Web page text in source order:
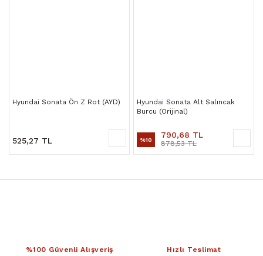
Hyundai Sonata Ön Z Rot (AYD)
525,27 TL
Hyundai Sonata Alt Salıncak
Burcu (Orijinal)
%10 790,68 TL
878,53 TL
%100 Güvenli Alışveriş Hızlı Teslimat